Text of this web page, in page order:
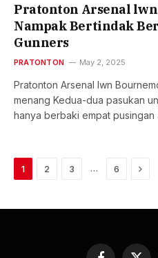
Pratonton Arsenal
Nampak Bertindak
Gunners
PRATONTON May 2, 2025
Pratonton Arsenal lwn
menang Kedua-dua pasukan
hanya berbaki empat pusingan
1 2 3 … 6 Next